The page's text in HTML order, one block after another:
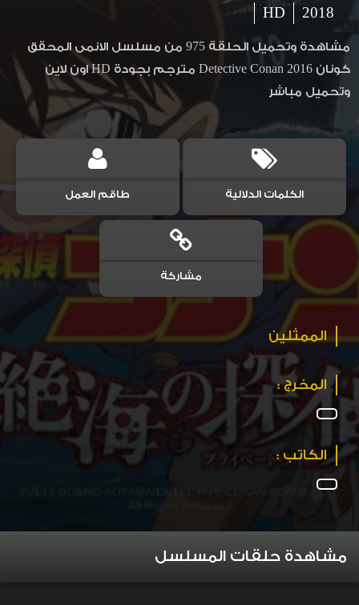
2018
HD
مشاهدة وتحميل الحلقة 975 من مسلسل الانمى المحقق
كونان Detective Conan 2016 مترجم بجودة HD اون لاين
وتحميل مباشر
الكلمات الدلالية طاقم العمل
مشاركة
الممثلين
المخرج :
الكاتب :
مشاهدة حلقات المسلسل